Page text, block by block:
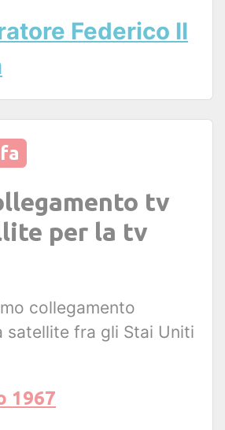
Federico II
tv
per la tv
collegamento
satellite fra gli Stai Uniti
1967